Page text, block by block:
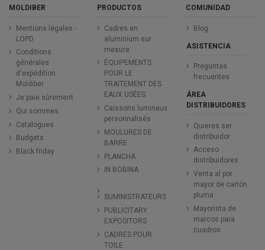
MOLDIBER
Mentions légales -
LOPD
Conditions
générales
d'expédition
Moldiber
Je paie sûrement
Qui sommes
Catalogues
Budgets
Black friday
PRODUCTOS
Cadres en
aluminium sur
mesure
ÉQUIPEMENTS
POUR LE
TRAITEMENT DES
EAUX USÉES
Caissons lumineux
personnalisés
MOULURES DE
BARRE
PLANCHA
IN BOBINA
SUMINISTRATEURS
PUBLICITARY
EXPOSITORS
CADRES POUR
TOILE
COMUNIDAD
Blog
ASISTENCIA
Preguntas
frecuentes
ÁREA
DISTRIBUIDORES
Quieres ser
distribuidor
Acceso
distribuidores
Venta al por
mayor de cartón
pluma
Mayorista de
marcos para
cuadros